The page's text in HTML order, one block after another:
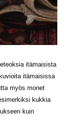
itämaisista
itämaisissa
myös monet
kukkia
kuin